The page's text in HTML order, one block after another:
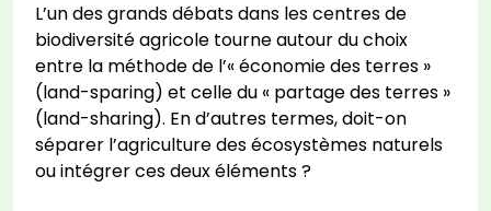
L’un des grands débats dans les centres de
biodiversité agricole tourne autour du choix
entre la méthode de l’« économie des terres »
(land-sparing) et celle du « partage des terres »
(land-sharing). En d’autres termes, doit-on
séparer l’agriculture des écosystèmes naturels
ou intégrer ces deux éléments ?